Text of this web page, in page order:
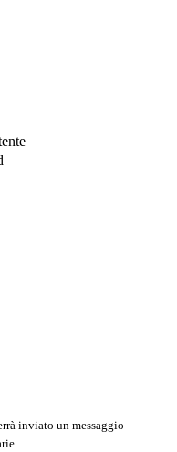
inviato un messaggio